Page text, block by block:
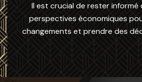
Il est crucial de rester informé
perspectives économiques
changements et prendre des